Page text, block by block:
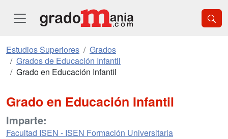
Estudios Superiores
Grados
Grados de Educación Infantil
Grado en Educación Infantil
Grado en Educación Infantil
Imparte:
Facultad ISEN - ISEN Formación Universitaria